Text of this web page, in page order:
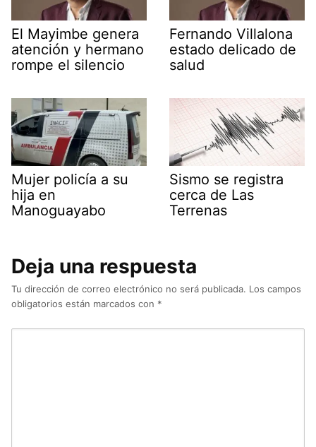
El Mayimbe genera
atención y hermano
rompe el silencio
Fernando Villalona
estado delicado de
salud
Mujer policía a su
hija en
Manoguayabo
Sismo se registra
cerca de Las
Terrenas
Deja una respuesta
Tu dirección de correo electrónico no será publicada. Los campos
obligatorios están marcados con *